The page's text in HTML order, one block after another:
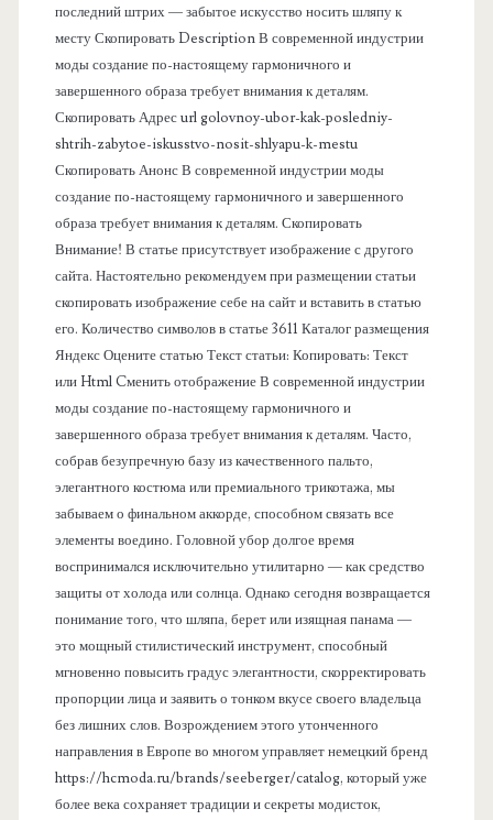
последний штрих — забытое искусство носить шляпу к
месту Скопировать Description В современной индустрии
моды создание по-настоящему гармоничного и
завершенного образа требует внимания к деталям.
Скопировать Адрес url golovnoy-ubor-kak-posledniy-
shtrih-zabytoe-iskusstvo-nosit-shlyapu-k-mestu
Скопировать Анонс В современной индустрии моды
создание по-настоящему гармоничного и завершенного
образа требует внимания к деталям. Скопировать
Внимание! В статье присутствует изображение с другого
сайта. Настоятельно рекомендуем при размещении статьи
скопировать изображение себе на сайт и вставить в статью
его. Количество символов в статье 3611 Каталог размещения
Яндекс Оцените статью Текст статьи: Копировать: Текст
или Html Cменить отображение В современной индустрии
моды создание по-настоящему гармоничного и
завершенного образа требует внимания к деталям. Часто,
собрав безупречную базу из качественного пальто,
элегантного костюма или премиального трикотажа, мы
забываем о финальном аккорде, способном связать все
элементы воедино. Головной убор долгое время
воспринимался исключительно утилитарно — как средство
защиты от холода или солнца. Однако сегодня возвращается
понимание того, что шляпа, берет или изящная панама —
это мощный стилистический инструмент, способный
мгновенно повысить градус элегантности, скорректировать
пропорции лица и заявить о тонком вкусе своего владельца
без лишних слов. Возрождением этого утонченного
направления в Европе во многом управляет немецкий бренд
https://hcmoda.ru/brands/seeberger/catalog, который уже
более века сохраняет традиции и секреты модисток,